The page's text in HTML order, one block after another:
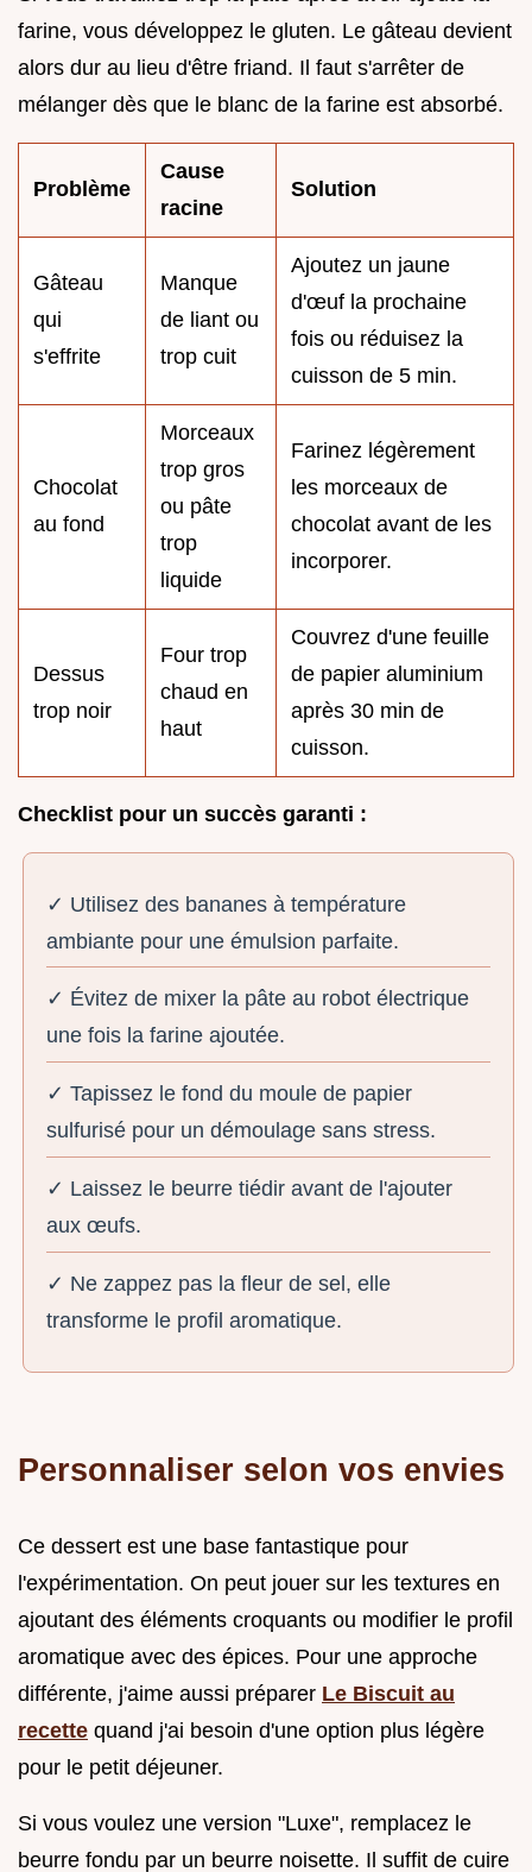
farine, vous développez le gluten. Le gâteau devient
alors dur au lieu d'être friand. Il faut s'arrêter de
mélanger dès que le blanc de la farine est absorbé.
Problème
Cause
racine
Solution
Gâteau
qui
s'effrite
Manque
de liant ou
trop cuit
Ajoutez un jaune
d'œuf la prochaine
fois ou réduisez la
cuisson de 5 min.
Chocolat
au fond
Morceaux
trop gros
ou pâte
trop
liquide
Farinez légèrement
les morceaux de
chocolat avant de les
incorporer.
Dessus
trop noir
Four trop
chaud en
haut
Couvrez d'une feuille
de papier aluminium
après 30 min de
cuisson.
Checklist pour un succès garanti :
✓ Utilisez des bananes à température
ambiante pour une émulsion parfaite.
✓ Évitez de mixer la pâte au robot électrique
une fois la farine ajoutée.
✓ Tapissez le fond du moule de papier
sulfurisé pour un démoulage sans stress.
✓ Laissez le beurre tiédir avant de l'ajouter
aux œufs.
✓ Ne zappez pas la fleur de sel, elle
transforme le profil aromatique.
Personnaliser selon vos envies
Ce dessert est une base fantastique pour
l'expérimentation. On peut jouer sur les textures en
ajoutant des éléments croquants ou modifier le profil
aromatique avec des épices. Pour une approche
différente, j'aime aussi préparer Le Biscuit au
recette quand j'ai besoin d'une option plus légère
pour le petit déjeuner.
Si vous voulez une version "Luxe", remplacez le
beurre fondu par un beurre noisette. Il suffit de cuire